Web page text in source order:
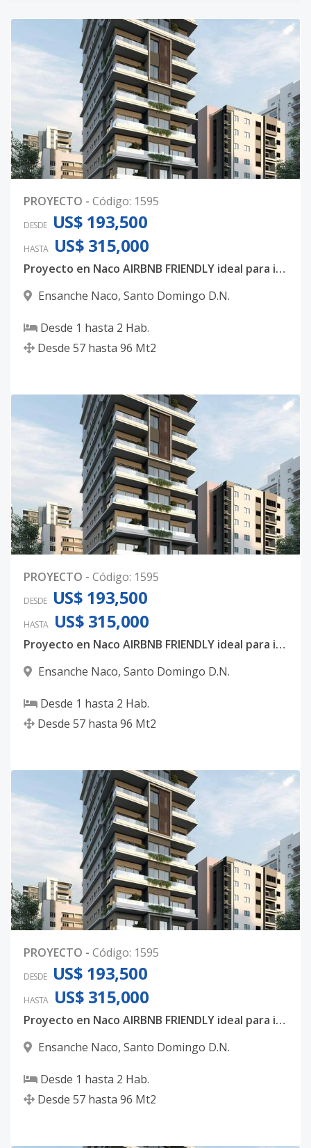
PROYECTO - Código: 1595
DESDE US$ 193,500
HASTA US$ 315,000
Proyecto en Naco AIRBNB FRIENDLY ideal para inversión.
Ensanche Naco, Santo Domingo D.N.
Desde 1 hasta 2 Hab.
Desde 57 hasta 96 Mt2
PROYECTO - Código: 1595
DESDE US$ 193,500
HASTA US$ 315,000
Proyecto en Naco AIRBNB FRIENDLY ideal para inversión.
Ensanche Naco, Santo Domingo D.N.
Desde 1 hasta 2 Hab.
Desde 57 hasta 96 Mt2
PROYECTO - Código: 1595
DESDE US$ 193,500
HASTA US$ 315,000
Proyecto en Naco AIRBNB FRIENDLY ideal para inversión.
Ensanche Naco, Santo Domingo D.N.
Desde 1 hasta 2 Hab.
Desde 57 hasta 96 Mt2